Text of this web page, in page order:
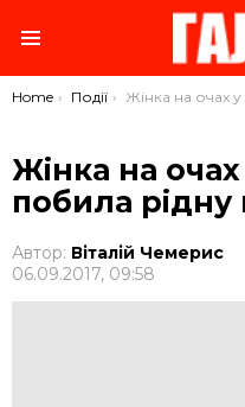
You are here:
Home Події Жінка на очах у дитини побила рідну матір
Жінка на
побила рідну
Автор: Віталій Чемерис
06.09.2017, 09:58